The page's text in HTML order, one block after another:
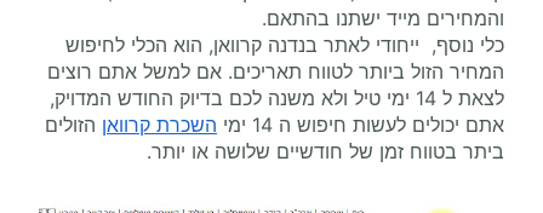
והמחירים מייד ישתנו בהתאם.
כלי נוסף, ייחודי לאתר בנדנה קרוואן, הוא הכלי לחיפוש
המחיר הזול ביותר לטווח תאריכים. אם למשל אתם רוצים
לצאת ל 14 ימי טיל ולא משנה לכם בדיוק החודש המדויק,
אתם יכולים לעשות חיפוש ה 14 ימי
השכרת קרוואן הזולים
ביתר בטווח זמן של חודשיים שלושה או יותר.